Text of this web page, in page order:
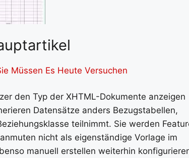
Müssen Es Heute Versuchen
den Typ der XHTML-Dokumente anzeigen
Datensätze anders Bezugstabellen,
teilnimmt. Sie werden
nicht als eigenständige Vorlage im
manuell erstellen weiterhin